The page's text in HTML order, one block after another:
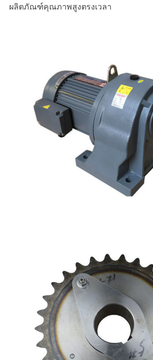
ผลิตภัณฑ์คุณภาพสูงตรงเวลา